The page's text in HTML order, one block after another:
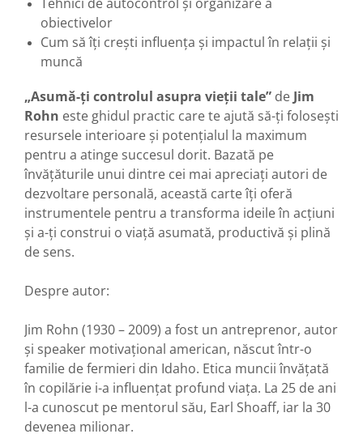
obiectivelor
Cum să îți crești influența și impactul în relații și
muncă
„Asumă-ți controlul asupra vieții tale” de Jim
Rohn este ghidul practic care te ajută să-ți folosești
resursele interioare și potențialul la maximum
pentru a atinge succesul dorit. Bazată pe
învățăturile unui dintre cei mai apreciați autori de
dezvoltare personală, această carte îți oferă
instrumentele pentru a transforma ideile în acțiuni
și a-ți construi o viață asumată, productivă și plină
de sens.
Despre autor:
Jim Rohn (1930 – 2009) a fost un antreprenor, autor
și speaker motivațional american, născut într-o
familie de fermieri din Idaho. Etica muncii învățată
în copilărie i-a influențat profund viața. La 25 de ani
l-a cunoscut pe mentorul său, Earl Shoaff, iar la 30
devenea milionar.